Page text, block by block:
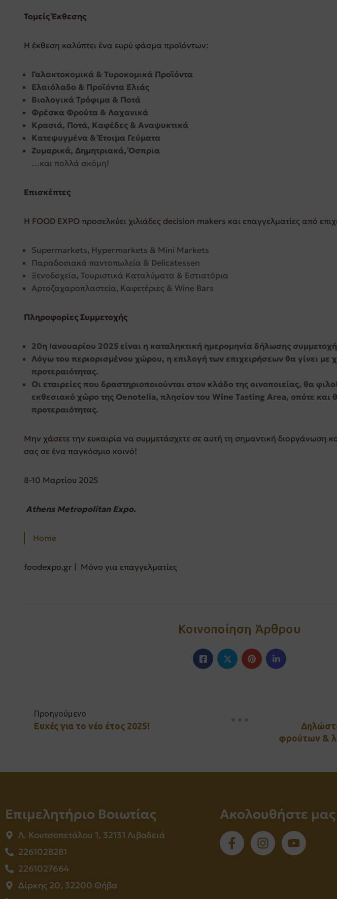
Τομείς Έκθεσης
Η έκθεση καλύπτει ένα ευρύ φάσμα προϊόντων:
Γαλακτοκομικά & Τυροκομικά Προϊόντα
Ελαιόλαδο & Προϊόντα Ελιάς
Βιολογικά Τρόφιμα & Ποτά
Φρέσκα Φρούτα & Λαχανικά
Κρασιά, Ποτά, Καφέδες & Αναψυκτικά
Κατεψυγμένα & Έτοιμα Γεύματα
Ζυμαρικά, Δημητριακά, Όσπρια
…και πολλά ακόμη!
Επισκέπτες
Η FOOD EXPO προσελκύει χιλιάδες decision makers και επαγγελματίες από
Supermarkets, Hypermarkets & Mini Markets
Παραδοσιακά παντοπωλεία & Delicatessen
Ξενοδοχεία, Τουριστικά Καταλύματα & Εστιατόρια
Αρτοζαχαροπλαστεία, Καφετέριες & Wine Bars
Πληροφορίες Συμμετοχής
20η Ιανουαρίου 2025 είναι η καταληκτική ημερομηνία δήλωσης
Λόγω του περιορισμένου χώρου, η επιλογή των επιχειρήσεων θα γίνει με
προτεραιότητας.
Οι εταιρείες που δραστηριοποιούνται στον κλάδο της οινοποιείας, θα
εκθεσιακό χώρο της Oenotelia, πλησίον του Wine Tasting Area, οπότε και
προτεραιότητας.
Μην χάσετε την ευκαιρία να συμμετάσχετε σε αυτή τη σημαντική διοργάνωση
σας σε ένα παγκόσμιο κοινό!
8-10 Μαρτίου 2025
Athens Metropolitan Expo.
Home
foodexpo.gr | Μόνο για επαγγελματίες
Κοινοποίηση Άρθρου
Προηγούμενο
Ευχές για το νέο έτος 2025!
φρούτων &
Επιμελητήριο Βοιωτίας
Λ. Κουτσοπετάλου 1, 32131 Λιβαδειά
2261028281
2261027664
Δίρκης 20, 32200 Θήβα
Ακολουθήστε μας